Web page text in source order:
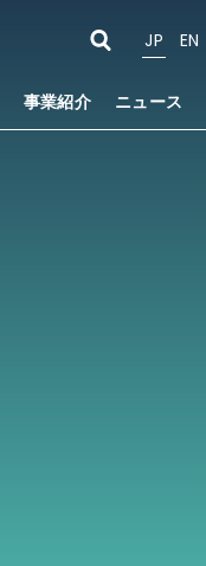
事業紹介 ニュース
JP EN